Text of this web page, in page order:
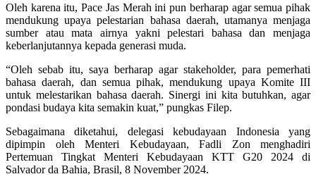
Oleh karena itu, Pace Jas Merah ini pun berharap agar semua pihak
mendukung upaya pelestarian bahasa daerah, utamanya menjaga
sumber atau mata airnya yakni pelestari bahasa dan menjaga
keberlanjutannya kepada generasi muda.
“Oleh sebab itu, saya berharap agar stakeholder, para pemerhati
bahasa daerah, dan semua pihak, mendukung upaya Komite III
untuk melestarikan bahasa daerah. Sinergi ini kita butuhkan, agar
pondasi budaya kita semakin kuat,” pungkas Filep.
Sebagaimana diketahui, delegasi kebudayaan Indonesia yang
dipimpin oleh Menteri Kebudayaan, Fadli Zon menghadiri
Pertemuan Tingkat Menteri Kebudayaan KTT G20 2024 di
Salvador da Bahia, Brasil, 8 November 2024.